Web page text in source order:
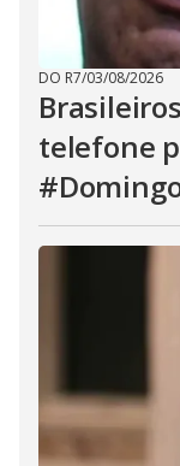
DO R7/03/08/2026
telefone